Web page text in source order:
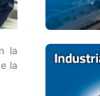
la
la